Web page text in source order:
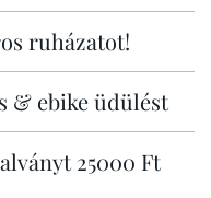
ruházatot!
& ebike üdülést
25000 Ft